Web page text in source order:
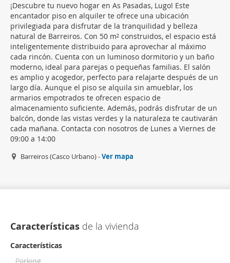
¡Descubre tu nuevo hogar en As Pasadas, Lugo! Este
encantador piso en alquiler te ofrece una ubicación
privilegiada para disfrutar de la tranquilidad y belleza
natural de Barreiros. Con 50 m² construidos, el espacio está
inteligentemente distribuido para aprovechar al máximo
cada rincón. Cuenta con un luminoso dormitorio y un baño
moderno, ideal para parejas o pequeñas familias. El salón
es amplio y acogedor, perfecto para relajarte después de un
largo día. Aunque el piso se alquila sin amueblar, los
armarios empotrados te ofrecen espacio de
almacenamiento suficiente. Además, podrás disfrutar de un
balcón, donde las vistas verdes y la naturaleza te cautivarán
cada mañana. Contacta con nosotros de Lunes a Viernes de
09:00 a 14:00
Barreiros (Casco Urbano) -Ver mapa
Características de la vivienda
Características
Parking